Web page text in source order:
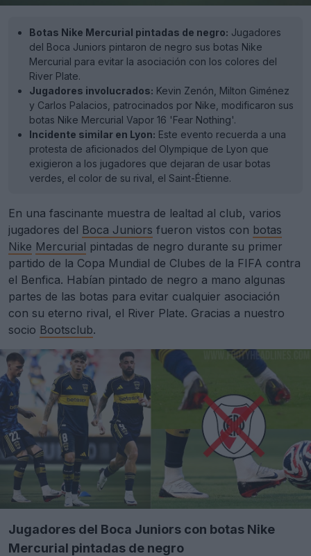
Botas Nike Mercurial pintadas de negro: Jugadores
del Boca Juniors pintaron de negro sus botas Nike
Mercurial para evitar la asociación con los colores del
River Plate.
Jugadores involucrados: Kevin Zenón, Milton Giménez
y Carlos Palacios, patrocinados por Nike, modificaron sus
botas Nike Mercurial Vapor 16 'Fear Nothing'.
Incidente similar en Lyon: Este evento recuerda a una
protesta de aficionados del Olympique de Lyon que
exigieron a los jugadores que dejaran de usar botas
verdes, el color de su rival, el Saint-Étienne.
En una fascinante muestra de lealtad al club, varios
jugadores del Boca Juniors fueron vistos con botas
Nike Mercurial pintadas de negro durante su primer
partido de la Copa Mundial de Clubes de la FIFA contra
el Benfica. Habían pintado de negro a mano algunas
partes de las botas para evitar cualquier asociación
con su eterno rival, el River Plate. Gracias a nuestro
socio Bootsclub.
Jugadores del Boca Juniors con botas Nike
Mercurial pintadas de negro